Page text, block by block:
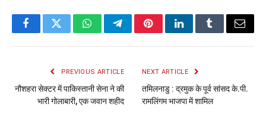
FacebookTwitterWhatsAppTelegramPinterestLinkedInTumblrEmail
PREVIOUS ARTICLE
नौशहरा सेक्टर में पाकिस्तानी सेना ने की
भारी गोलाबारी, एक जवान शहीद
NEXT ARTICLE
तमिलनाडु : द्रमुक के पूर्व सांसद के.पी.
रामलिंगम भाजपा में शामिल